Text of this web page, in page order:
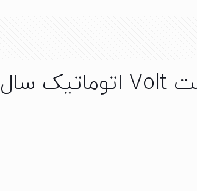
خودرو شورولت Volt اتوماتیک سال